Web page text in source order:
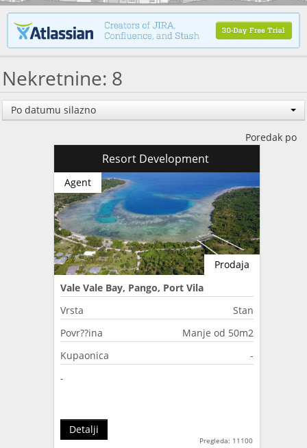
Nekretnine: 8
Po datumu silazno
Poredak po
Resort Development
Prodaja
Agent
Vale Vale Bay, Pango, Port Vila
Vrsta
Stan
Povr??ina
Manje od 50m2
Kupaonica
-
-
Pregleda: 11100
Detalji